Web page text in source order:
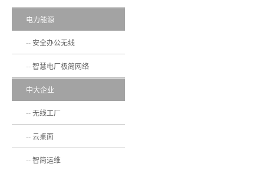
电力能源
安全办公无线
智慧电厂极简网络
中大企业
无线工厂
云桌面
智简运维